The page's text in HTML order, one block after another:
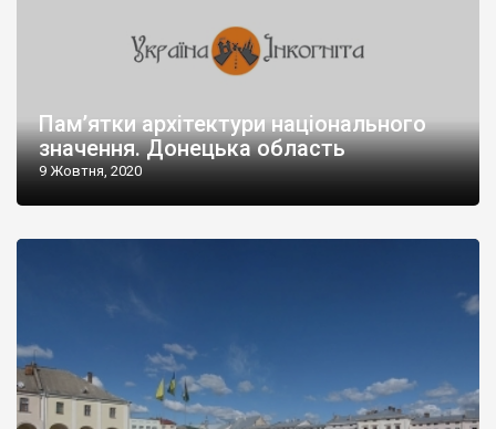
Пам’ятки архітектури національного
значення. Донецька область
9 Жовтня, 2020